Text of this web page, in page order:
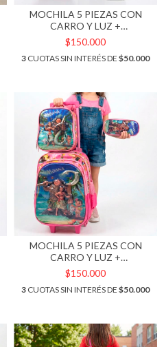
MOCHILA 5 PIEZAS CON
CARRO Y LUZ +
ACCESORIOS. ART M62-3
$150.000
3 CUOTAS SIN INTERÉS DE $50.000
MOCHILA 5 PIEZAS CON
CARRO Y LUZ +
ACCESORIOS. ART M62-1
$150.000
3 CUOTAS SIN INTERÉS DE $50.000